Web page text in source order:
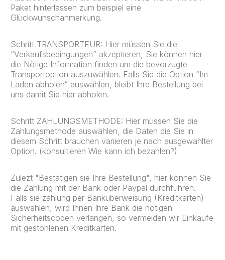
Paket hinterlassen zum beispiel eine
Glückwunschanmerkung.
Schritt TRANSPORTEUR: Hier müssen Sie die
“Verkaufsbedingungen” akzeptieren, Sie können hier
die Nötige Information finden um die bevorzugte
Transportoption auszuwählen. Falls Sie die Option “Im
Laden abholen“ auswählen, bleibt Ihre Bestellung bei
uns damit Sie hier abholen.
Schritt ZAHLUNGSMETHODE: Hier müssen Sie die
Zahlungsmethode auswählen, die Daten die Sie in
diesem Schritt brauchen variieren je nach ausgewählter
Option. (konsultieren Wie kann ich bezahlen?)
Zulezt "Bestätigen sie Ihre Bestellung", hier können Sie
die Zahlung mit der Bank oder Paypal durchführen.
Falls sie zahlung per Banküberweisung (Kreditkarten)
auswählen, wird Ihnen Ihre Bank die nötigen
Sicherheitscoden verlangen, so vermeiden wir Einkäufe
mit gestohlenen Kreditkarten.